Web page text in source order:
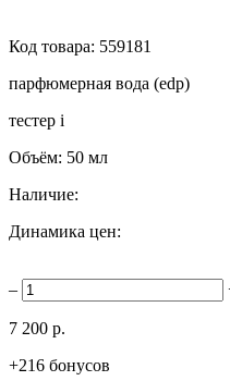
Код товара: 559181
парфюмерная вода (edp)
тестер i
Объём: 50 мл
Наличие:
Динамика цен:
–
7 200 р.
+216 бонусов